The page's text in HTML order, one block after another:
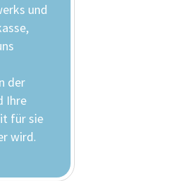
und
der
Ihre
für sie
wird.